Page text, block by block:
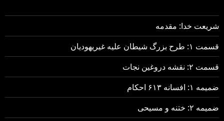
شریعت خدا: مقدمه
قسمت ۱: طرح بزرگ شیطان علیه غیریهودیان
قسمت ۲: نقشه دروغین نجات
ضمیمه ۱: افسانه ۶۱۳ احکام
ضمیمه ۲: ختنه و مسیحی